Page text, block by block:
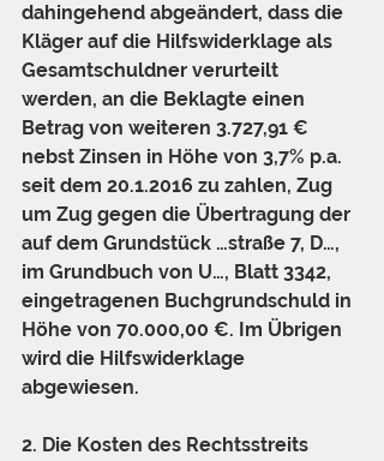
dahingehend abgeändert, dass die
Kläger auf die Hilfswiderklage als
Gesamtschuldner verurteilt
werden, an die Beklagte einen
Betrag von weiteren 3.727,91 €
nebst Zinsen in Höhe von 3,7% p.a.
seit dem 20.1.2016 zu zahlen, Zug
um Zug gegen die Übertragung der
auf dem Grundstück …straße 7, D…,
im Grundbuch von U…, Blatt 3342,
eingetragenen Buchgrundschuld in
Höhe von 70.000,00 €. Im Übrigen
wird die Hilfswiderklage
abgewiesen.
2. Die Kosten des Rechtsstreits